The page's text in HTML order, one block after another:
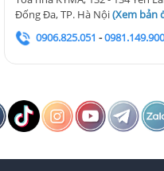
Đống Đa, TP. Hà Nội(Xem bản
0906.825.051 -0981.149.900